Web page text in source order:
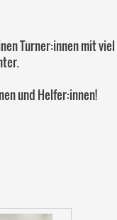
Turner:innen mit viel
und Helfer:innen!